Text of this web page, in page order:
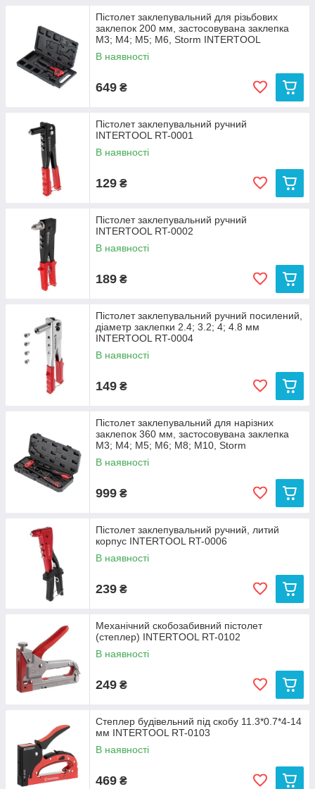
Пістолет заклепувальний для різьбових
заклепок 200 мм, застосовувана заклепка
M3; M4; M5; M6, Storm INTERTOOL
В наявності
649 ₴
Пістолет заклепувальний ручний
INTERTOOL RT-0001
В наявності
129 ₴
Пістолет заклепувальний ручний
INTERTOOL RT-0002
В наявності
189 ₴
Пістолет заклепувальний ручний посилений,
діаметр заклепки 2.4; 3.2; 4; 4.8 мм
INTERTOOL RT-0004
В наявності
149 ₴
Пістолет заклепувальний для нарізних
заклепок 360 мм, застосовувана заклепка
M3; M4; M5; M6; M8; M10, Storm
В наявності
999 ₴
Пістолет заклепувальний ручний, литий
корпус INTERTOOL RT-0006
В наявності
239 ₴
Механічний скобозабивний пістолет
(степлер) INTERTOOL RT-0102
В наявності
249 ₴
Степлер будівельний під скобу 11.3*0.7*4-14
мм INTERTOOL RT-0103
В наявності
469 ₴